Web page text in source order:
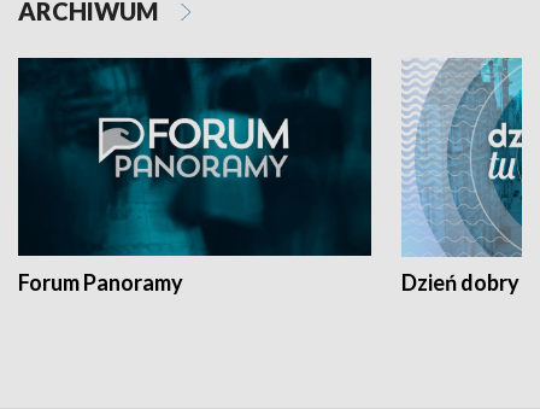
ARCHIWUM
Forum Panoramy Dzień dobry